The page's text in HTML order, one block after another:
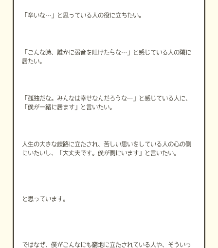
「辛いな…」と思っている人の役に立ちたい。
「こんな時、誰かに弱音を吐けたらな…」と感じている人の隣に
居たい。
「孤独だな。みんなは幸せなんだろうな…」と感じている人に、
「僕が一緒に居ます」と言いたい。
人生の大きな岐路に立たされ、苦しい思いをしている人の心の側
にいたいし、「大丈夫です。僕が側にいます」と言いたい。
と思っています。
ではなぜ、僕がこんなにも窮地に立たされている人や、そういっ